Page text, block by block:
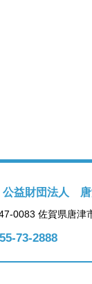
公益財団法人 唐
0083 佐賀県唐津
73-2888